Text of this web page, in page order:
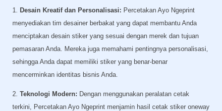
1. Desain Kreatif dan Personalisasi: Percetakan Ayo Ngeprint
menyediakan tim desainer berbakat yang dapat membantu Anda
menciptakan desain stiker yang sesuai dengan merek dan tujuan
pemasaran Anda. Mereka juga memahami pentingnya personalisasi,
sehingga Anda dapat memiliki stiker yang benar-benar
mencerminkan identitas bisnis Anda.
2. Teknologi Modern: Dengan menggunakan peralatan cetak
terkini, Percetakan Ayo Ngeprint menjamin hasil cetak stiker oneway